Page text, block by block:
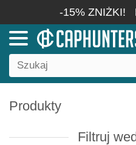
-15% ZNIŻKI!
Produkty
Filtruj